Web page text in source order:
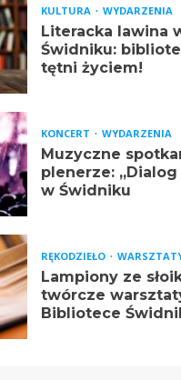
KULTURA WYDARZENIA
Literacka lawina
Świdniku:
tętni życiem!
KONCERT WYDARZENIA
Muzyczne
plenerze: „Dialog
w Świdniku
RĘKODZIEŁO
Lampiony ze
twórcze
Bibliotece